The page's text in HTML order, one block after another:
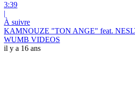
3:39
|
À suivre
KAMNOUZE "TON ANGE" feat.
WUMB VIDEOS
il y a 16 ans